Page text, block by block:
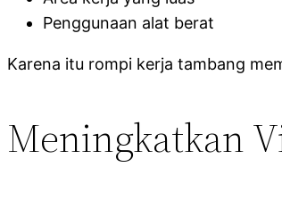
Penggunaan alat berat
Karena itu rompi kerja tambang
Meningkatkan